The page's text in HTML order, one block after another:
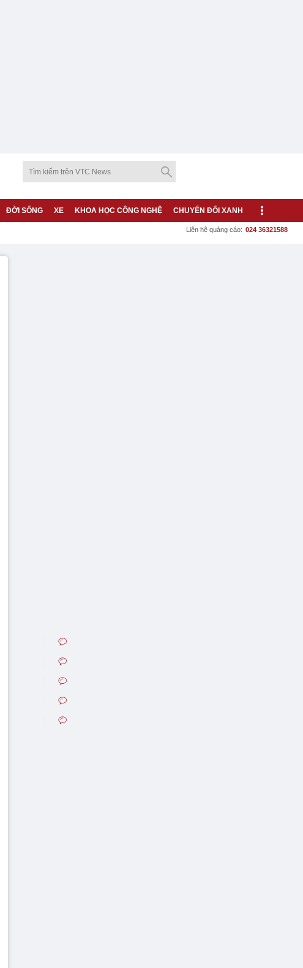
ĐỜI SỐNG XE KHOA HỌC CÔNG NGHỆ CHUYỂN ĐỔI XANH
Liên hệ quảng cáo: 024 36321588